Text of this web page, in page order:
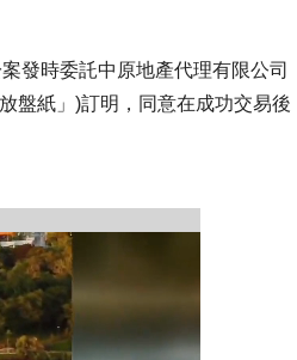
發時委託中原地產代理有限公司
盤紙」)訂明，同意在成功交易後